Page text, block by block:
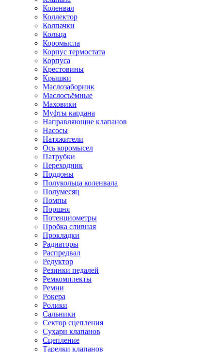
Коленвал
Коллектор
Колпачки
Кольца
Коромысла
Корпус термостата
Корпуса
Крестовины
Крышки
Маслозаборник
Маслосъёмные
Маховики
Муфты кардана
Направляющие клапанов
Насосы
Натяжители
Ось коромысел
Патрубки
Переходник
Поддоны
Полукольца коленвала
Полумесяц
Помпы
Поршня
Потенциометры
Пробка сливная
Прокладки
Радиаторы
Распредвал
Редуктор
Резинки педалей
Ремкомплекты
Ремни
Рокера
Ролики
Сальники
Сектор сцепления
Сухари клапанов
Сцепление
Тарелки клапанов